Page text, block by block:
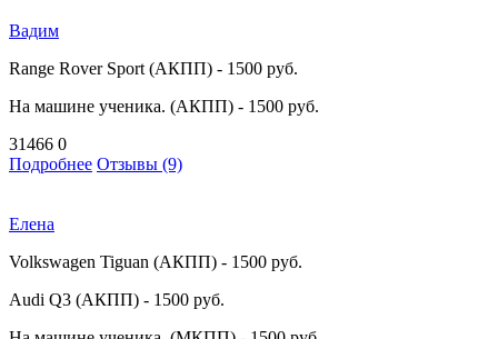
Вадим
Range Rover Sport (АКПП) - 1500 руб.
На машине ученика. (АКПП) - 1500 руб.
31466 0
Подробнее Отзывы (9)
Елена
Volkswagen Tiguan (АКПП) - 1500 руб.
Audi Q3 (АКПП) - 1500 руб.